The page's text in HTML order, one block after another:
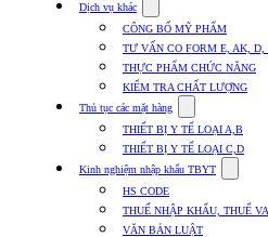
TBYT
Dịch vụ khác
submenu
for
Dịch
vụ
khác
CÔNG BỐ MỸ PHẨM
TƯ VẤN CO FORM E, AK, D,
THỰC PHẨM CHỨC NĂNG
KIỂM TRA CHẤT LƯỢNG
Thủ tục các mặt hàng
submenu
for
Thủ
tục
mặt
hàng
THIẾT BỊ Y TẾ LOẠI A,B
THIẾT BỊ Y TẾ LOẠI C,D
Kinh nghiệm nhập khẩu TBYT
Kinh
HS CODE
THUẾ NHẬP KHẨU, THUẾ
VĂN BẢN LUẬT